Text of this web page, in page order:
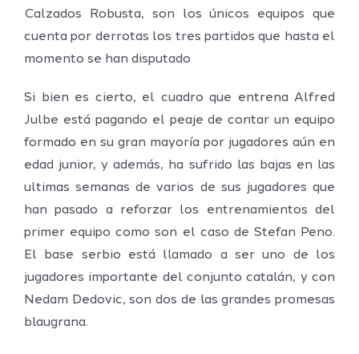
Calzados Robusta, son los únicos equipos que
cuenta por derrotas los tres partidos que hasta el
momento se han disputado
Si bien es cierto, el cuadro que entrena Alfred
Julbe está pagando el peaje de contar un equipo
formado en su gran mayoría por jugadores aún en
edad junior, y además, ha sufrido las bajas en las
ultimas semanas de varios de sus jugadores que
han pasado a reforzar los entrenamientos del
primer equipo como son el caso de Stefan Peno.
El base serbio está llamado a ser uno de los
jugadores importante del conjunto catalán, y con
Nedam Dedovic, son dos de las grandes promesas
blaugrana.